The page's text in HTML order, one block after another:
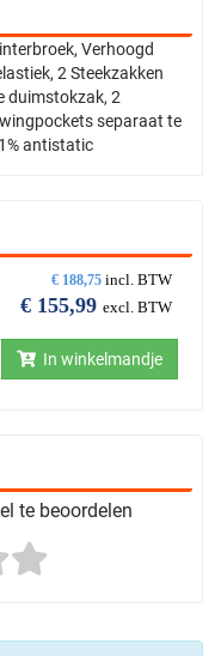
Verhoogd
2 Steekzakken
duimstokzak, 2
separaat te
antistatic
€ 188,75 incl. BTW
€ 155,99 excl. BTW
In winkelmandje
te beoordelen